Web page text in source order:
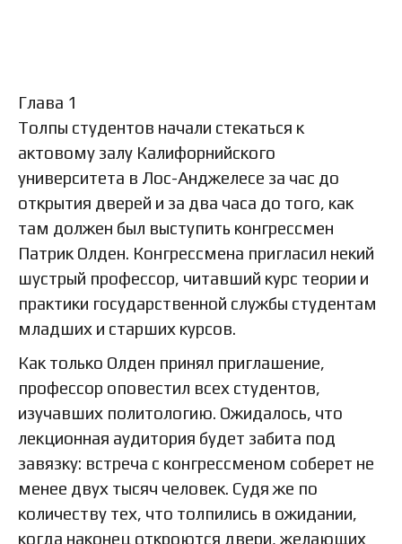
Глава 1
Толпы студентов начали стекаться к
актовому залу Калифорнийского
университета в Лос-Анджелесе за час до
открытия дверей и за два часа до того, как
там должен был выступить конгрессмен
Патрик Олден. Конгрессмена пригласил некий
шустрый профессор, читавший курс теории и
практики государственной службы студентам
младших и старших курсов.
Как только Олден принял приглашение,
профессор оповестил всех студентов,
изучавших политологию. Ожидалось, что
лекционная аудитория будет забита под
завязку: встреча с конгрессменом соберет не
менее двух тысяч человек. Судя же по
количеству тех, что толпились в ожидании,
когда наконец откроются двери, желающих